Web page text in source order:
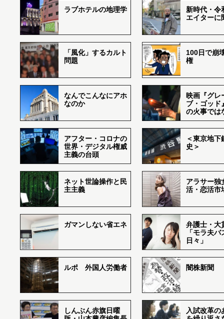
ラブホテルの地理学
新時代・令
エイターに
「風化」するカルト
問題
100日で崩
権
なんでこんなにアホ
なのか
映画『グレ
ブ・ゴッド
の火事では
アフター・コロナの
世界・デジタル権威
主義の台頭
＜東京地下
史＞
ネット世論操作と民
主主義
アラサー独
活・恋活市
ガマンしない省エネ
弁護士・大
「モラ夫
日々」
ルポ 外国人労働者 闇株新聞
しんぶん赤旗日曜
入試改革の